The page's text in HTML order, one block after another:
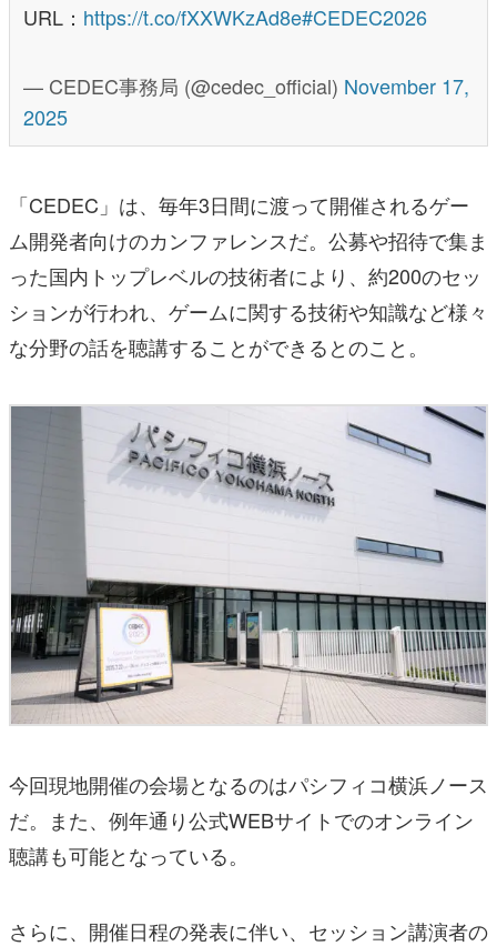
URL： https://t.co/fXXWKzAd8e#CEDEC2026
— CEDEC事務局 (@cedec_official) November 17,
2025
「CEDEC」は、毎年3日間に渡って開催されるゲー
ム開発者向けのカンファレンスだ。公募や招待で集ま
った国内トップレベルの技術者により、約200のセッ
ションが行われ、ゲームに関する技術や知識など様々
な分野の話を聴講することができるとのこと。
今回現地開催の会場となるのはパシフィコ横浜ノース
だ。また、例年通り公式WEBサイトでのオンライン
聴講も可能となっている。
さらに、開催日程の発表に伴い、セッション講演者の